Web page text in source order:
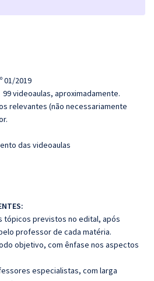
01/2019
videoaulas, aproximadamente.
relevantes (não necessariamente
das videoaulas
tópicos previstos no edital, após
professor de cada matéria.
objetivo, com ênfase nos aspectos
especialistas, com larga